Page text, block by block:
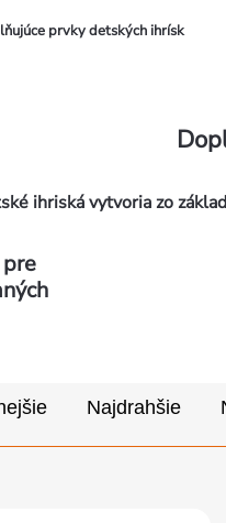
prvky detských ihrísk
ihriská vytvoria zo
Najdrahšie